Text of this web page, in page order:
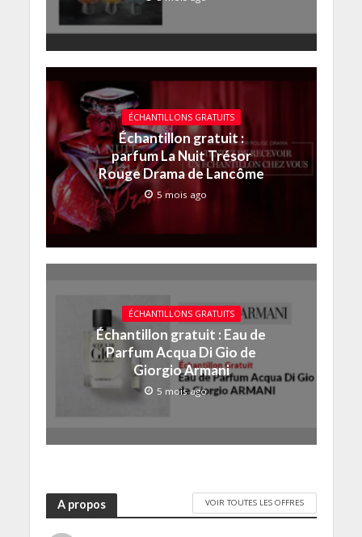
ÉCHANTILLONS GRATUITS
Échantillon gratuit :
parfum La Nuit Trésor
Rouge Drama de Lancôme
5 mois ago
ÉCHANTILLONS GRATUITS
Échantillon gratuit : Eau de
Parfum Acqua Di Gio de
Giorgio Armani
5 mois ago
A propos VOIR TOUTES LES OFFRES